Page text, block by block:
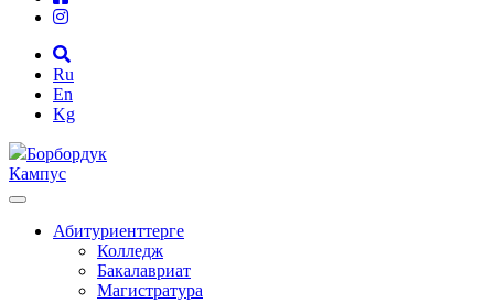
Ru
En
Kg
Борбордук
Кампус
Абитуриенттерге
Колледж
Бакалавриат
Магистратура